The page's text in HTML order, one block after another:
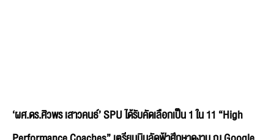
‘ผศ.ดร.ศิวพร เสาวคนธ์’ SPU ได้รับคัดเลือกเป็น 1 ใน 11 “High